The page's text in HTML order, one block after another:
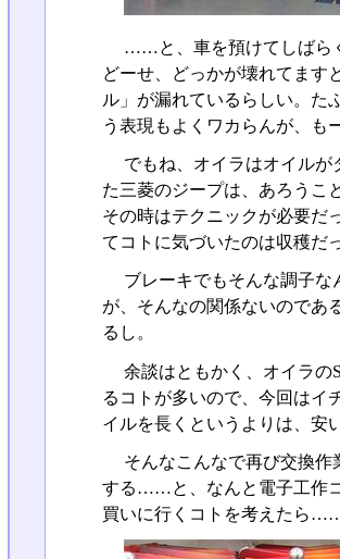
……と、車を預けてしばら
どーせ、どっかが壊れてま
ル」が漏れているらしい。た
う表現もよくワカらんが、も
でもね、オイラはオイル
た三菱のジープは、あろうこ
その時はテクニックが必要だ
てコトに気づいたのは収穫だ
ブレーキでもそんな調子
が、そんなの関係ないのであ
るし。
余談はともかく、オイラの
るコトが多いので、今回は
イルを長くというよりは、安
そんなこんなで再び交換
する……と、なんと電子工作
買いに行くコトを考えたら